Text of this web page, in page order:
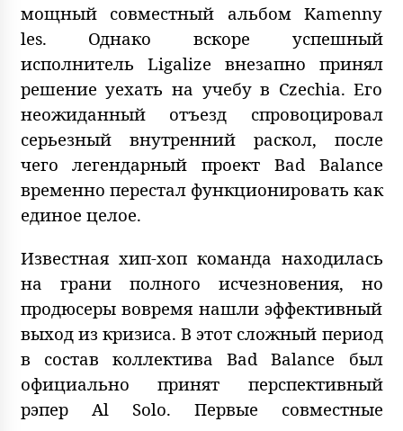
мощный совместный альбом Kamenny
les. Однако вскоре успешный
исполнитель Ligalize внезапно принял
решение уехать на учебу в Czechia. Его
неожиданный отъезд спровоцировал
серьезный внутренний раскол, после
чего легендарный проект Bad Balance
временно перестал функционировать как
единое целое.
Известная хип-хоп команда находилась
на грани полного исчезновения, но
продюсеры вовремя нашли эффективный
выход из кризиса. В этот сложный период
в состав коллектива Bad Balance был
официально принят перспективный
рэпер Al Solo. Первые совместные